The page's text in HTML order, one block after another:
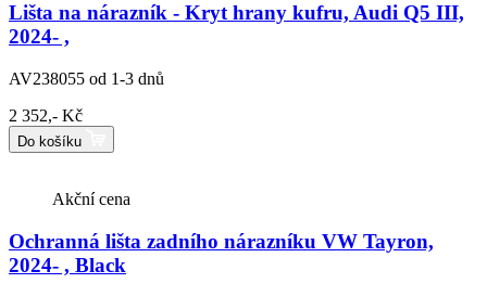
Lišta na nárazník - Kryt hrany kufru, Audi Q5 III,
2024- ,
AV238055 od 1-3 dnů
2 352,- Kč
Do košíku
Akční cena
Ochranná lišta zadního nárazníku VW Tayron,
2024- , Black